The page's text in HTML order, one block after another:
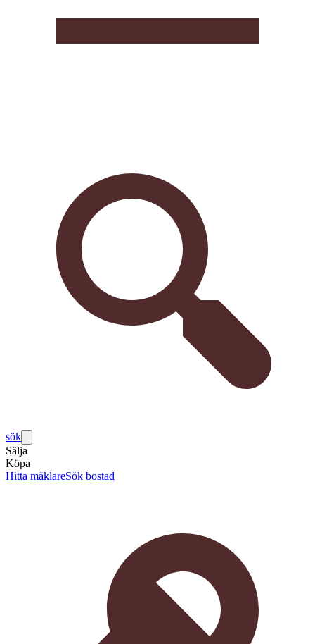
sök
Sälja
Köpa
Hitta mäklareSök bostad